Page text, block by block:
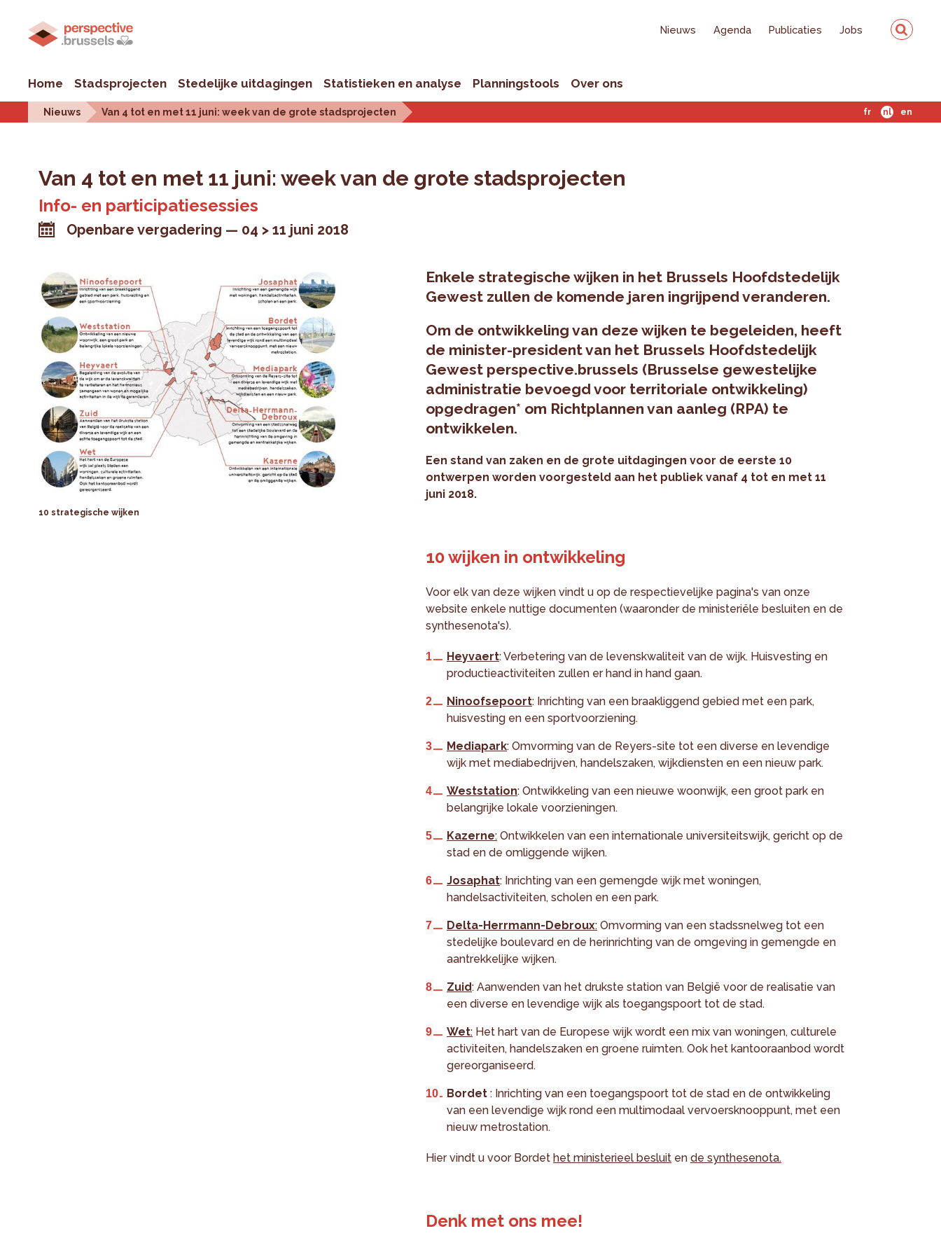
Nieuws Agenda Publicaties Jobs
Home Stadsprojecten Stedelijke uitdagingen Statistieken en analyse Planningstools Over ons
Nieuws Van 4 tot en met 11 juni: week van de grote stadsprojecten fr nl en
Van 4 tot en met 11 juni: week van de grote stadsprojecten
Info- en participatiesessies
Openbare vergadering 04 > 11 juni 2018
10 strategische wijken
Enkele strategische wijken in het Brussels Hoofdstedelijk
Gewest zullen de komende jaren ingrijpend veranderen.
Om de ontwikkeling van deze wijken te begeleiden, heeft
de minister-president van het Brussels Hoofdstedelijk
Gewest perspective.brussels (Brusselse gewestelijke
administratie bevoegd voor territoriale ontwikkeling)
opgedragen* om Richtplannen van aanleg (RPA) te
ontwikkelen.
Een stand van zaken en de grote uitdagingen voor de eerste 10
ontwerpen worden voorgesteld aan het publiek vanaf 4 tot en met 11
juni 2018.
10 wijken in ontwikkeling
Voor elk van deze wijken vindt u op de respectievelijke pagina's van onze
website enkele nuttige documenten (waaronder de ministeriële besluiten en de
synthesenota's).
Heyvaert: Verbetering van de levenskwaliteit van de wijk. Huisvesting en
productieactiviteiten zullen er hand in hand gaan.
Ninoofsepoort: Inrichting van een braakliggend gebied met een park,
huisvesting en een sportvoorziening.
Mediapark: Omvorming van de Reyers-site tot een diverse en levendige
wijk met mediabedrijven, handelszaken, wijkdiensten en een nieuw park.
Weststation: Ontwikkeling van een nieuwe woonwijk, een groot park en
belangrijke lokale voorzieningen.
Kazerne: Ontwikkelen van een internationale universiteitswijk, gericht op de
stad en de omliggende wijken.
Josaphat: Inrichting van een gemengde wijk met woningen,
handelsactiviteiten, scholen en een park.
Delta-Herrmann-Debroux: Omvorming van een stadssnelweg tot een
stedelijke boulevard en de herinrichting van de omgeving in gemengde en
aantrekkelijke wijken.
Zuid: Aanwenden van het drukste station van België voor de realisatie van
een diverse en levendige wijk als toegangspoort tot de stad.
Wet: Het hart van de Europese wijk wordt een mix van woningen, culturele
activiteiten, handelszaken en groene ruimten. Ook het kantooraanbod wordt
gereorganiseerd.
Bordet : Inrichting van een toegangspoort tot de stad en de ontwikkeling
van een levendige wijk rond een multimodaal vervoersknooppunt, met een
nieuw metrostation.
Hier vindt u voor Bordethet ministerieel besluit ende synthesenota.
Denk met ons mee!